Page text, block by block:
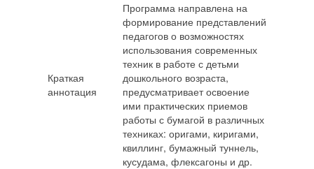
Краткая
аннотация
Программа направлена на
формирование представлений
педагогов о возможностях
использования современных
техник в работе с детьми
дошкольного возраста,
предусматривает освоение
ими практических приемов
работы с бумагой в различных
техниках: оригами, киригами,
квиллинг, бумажный туннель,
кусудама, флексагоны и др.